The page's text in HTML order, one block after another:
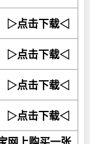
▷点击下载◁
▷点击下载◁
▷点击下载◁
▷点击下载◁